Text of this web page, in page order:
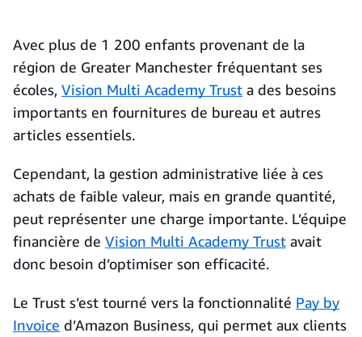
Avec plus de 1 200 enfants provenant de la
région de Greater Manchester fréquentant ses
écoles, Vision Multi Academy Trust a des besoins
importants en fournitures de bureau et autres
articles essentiels.
Cependant, la gestion administrative liée à ces
achats de faible valeur, mais en grande quantité,
peut représenter une charge importante. L’équipe
financière de Vision Multi Academy Trust avait
donc besoin d’optimiser son efficacité.
Le Trust s’est tourné vers la fonctionnalité Pay by
Invoice d’Amazon Business, qui permet aux clients